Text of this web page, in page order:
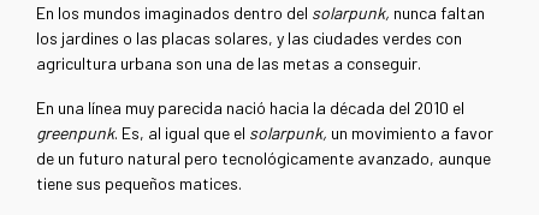
En los mundos imaginados dentro del solarpunk, nunca faltan
los jardines o las placas solares, y las ciudades verdes con
agricultura urbana son una de las metas a conseguir.
En una línea muy parecida nació hacia la década del 2010 el
greenpunk. Es, al igual que el solarpunk, un movimiento a favor
de un futuro natural pero tecnológicamente avanzado, aunque
tiene sus pequeños matices.